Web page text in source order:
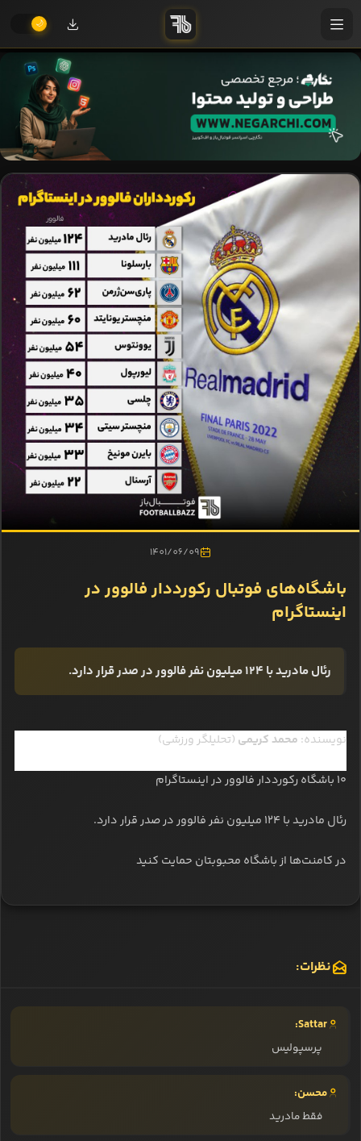
1401/06/09
باشگاه‌های فوتبال رکورددار فالوور در
اینستاگرام
رئال مادرید با ۱۲۴ میلیون نفر فالوور در صدر قرار دارد.
نویسنده: محمد کریمی (تحلیلگر ورزشی)
۱۰ باشگاه رکورددار فالوور در اینستاگرام
رئال مادرید با ۱۲۴ میلیون نفر فالوور در صدر قرار دارد.
در کامنت‌ها از باشگاه محبوبتان حمایت کنید
نظرات:
Sattar:
پرسپولیس
محسن:
فقط مادرید